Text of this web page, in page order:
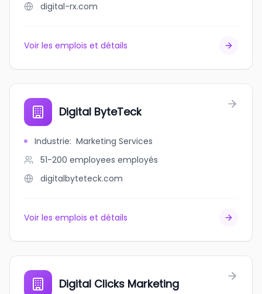
digital-rx.com
Voir les emplois et détails
Digital ByteTeck
Industrie: Marketing Services
51-200 employees employés
digitalbyteteck.com
Voir les emplois et détails
Digital Clicks Marketing